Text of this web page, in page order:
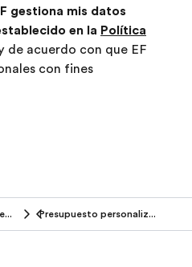
gestiona mis datos
en la Política
de acuerdo con que EF
con fines
EF Idiomas en el Extranjero (18-25 años) Presupuesto personalizado